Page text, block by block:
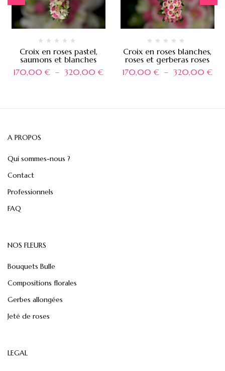
Croix en roses pastel,
saumons et blanches
170,00€ – 320,00€
Croix en roses blanches,
roses et gerberas roses
170,00€ – 320,00€
A PROPOS
Qui sommes-nous ?
Contact
Professionnels
FAQ
NOS FLEURS
Bouquets Bulle
Compositions florales
Gerbes allongées
Jeté de roses
LEGAL